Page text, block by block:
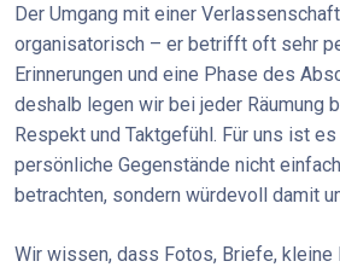
Der Umgang mit einer
organisatorisch – er betrifft oft sehr
Erinnerungen und eine Phase des
deshalb legen wir bei jeder Räumung
Respekt und Taktgefühl. Für uns ist
persönliche Gegenstände nicht
betrachten, sondern würdevoll damit
Wir wissen, dass Fotos, Briefe, kleine